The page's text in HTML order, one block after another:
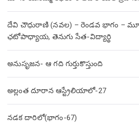
దేవి చౌధురాణి (నవల) – రెండవ భాగం –
ఛటోపాధ్యాయ, తెనుగు సేత-విద్యార్థి
అనుసృజన- ఆ గది గుర్తుకొస్తుంది
అల్లంత దూరాన ఆస్ట్రేలియాలో-27
నడక దారిలో(భాగం-67)